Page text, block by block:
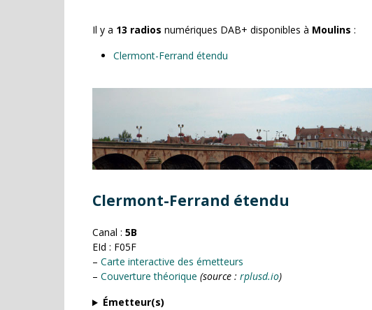
Il y a 13 radios numériques DAB+ disponibles à Moulins :
Clermont-Ferrand étendu
Clermont-Ferrand étendu
Canal : 5B
EId : F05F
– Carte interactive des émetteurs
– Couverture théorique (source : rplusd.io)
Émetteur(s)